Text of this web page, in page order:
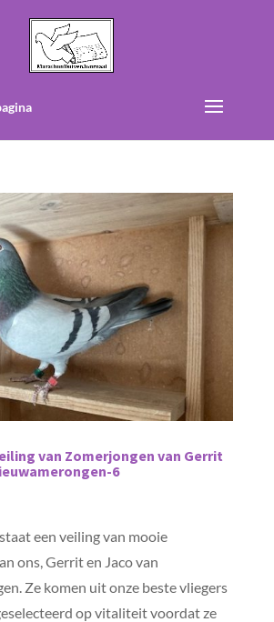
van Zomerjongen van Gerrit
6
een veiling van mooie
ons, Gerrit en Jaco van
Ze komen uit onze beste vliegers
op vitaliteit voordat ze